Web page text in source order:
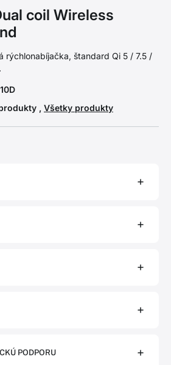
coil Wireless
rýchlonabíjačka, štandard Qi 5 / 7.5 /
, Všetky produkty
PODPORU